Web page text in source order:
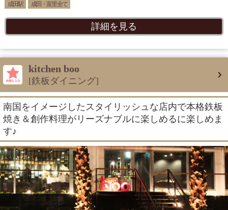
成田駅 成田・富里 全て
詳細を見る
kitchen boo
[鉄板ダイニング]
南国をイメージしたスタイリッシュな店内で本格鉄板
焼き＆創作料理がリーズナブルに楽しめるに楽しめま
す♪